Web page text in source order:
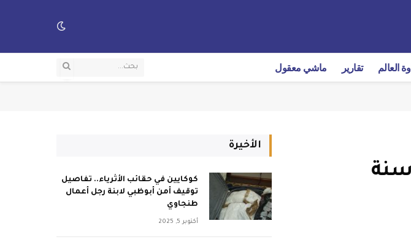
العالم تقارير ماشي معقول
القضاء يـ ـديـن قـ ـاتـل الطـ ـفلة هداية بـ15 سنة
الأخيرة
كوكايين في حقائب الأثرياء.. تفاصيل
توقيف أمن أبوظبي لابنة رجل أعمال
طنجاوي
أكتوبر 5, 2025